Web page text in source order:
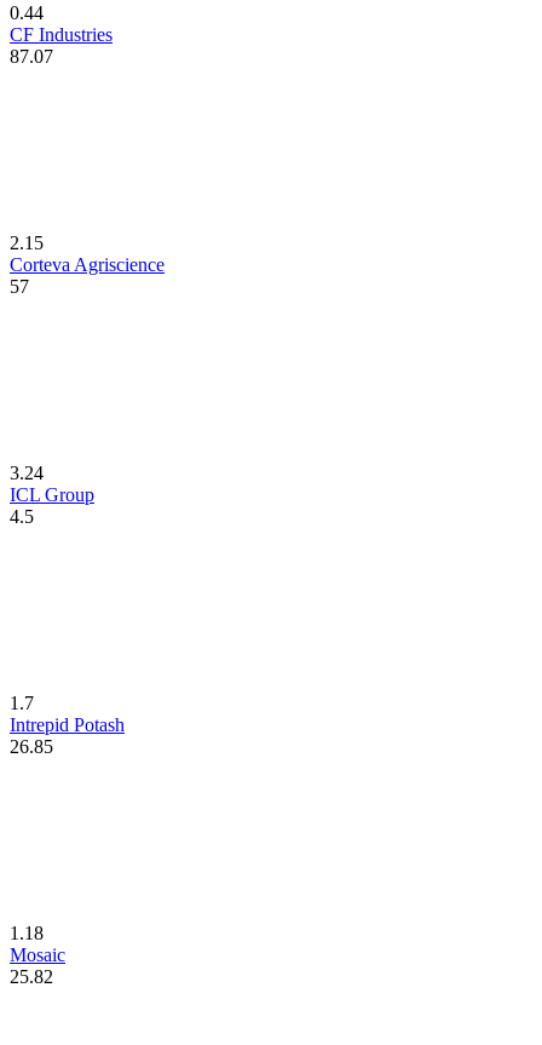
0.44
CF Industries
87.07
2.15
Corteva Agriscience
57
3.24
ICL Group
4.5
1.7
Intrepid Potash
26.85
1.18
Mosaic
25.82